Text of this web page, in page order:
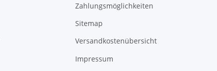
Zahlungsmöglichkeiten
Sitemap
Versandkostenübersicht
Impressum